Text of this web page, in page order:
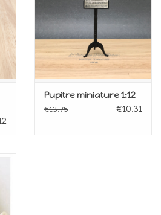
Pupitre miniature 1:12
€13,75 €10,31